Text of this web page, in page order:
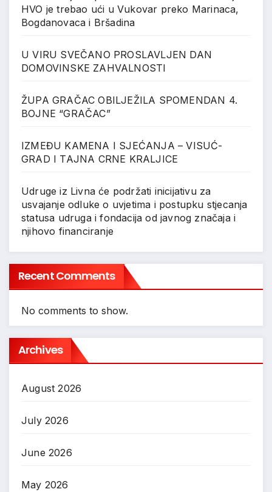
HVO je trebao ući u Vukovar preko Marinaca,
Bogdanovaca i Bršadina
U VIRU SVEČANO PROSLAVLJEN DAN
DOMOVINSKE ZAHVALNOSTI
ŽUPA GRAČAC OBILJEŽILA SPOMENDAN 4.
BOJNE “GRAČAC”
IZMEĐU KAMENA I SJEĆANJA – VISUĆ-
GRAD I TAJNA CRNE KRALJICE
Udruge iz Livna će podržati inicijativu za
usvajanje odluke o uvjetima i postupku stjecanja
statusa udruga i fondacija od javnog značaja i
njihovo financiranje
Recent Comments
No comments to show.
Archives
August 2026
July 2026
June 2026
May 2026